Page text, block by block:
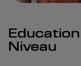
Niveau